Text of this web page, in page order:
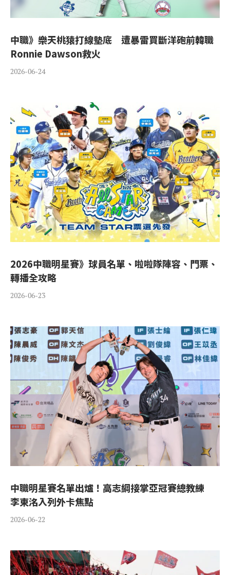
中職》樂天桃猿打線墊底 遭暴雷買斷洋砲前韓職
Ronnie Dawson救火
2026-06-24
2026中職明星賽》球員名單、啦啦隊陣容、門票、
轉播全攻略
2026-06-23
中職明星賽名單出爐！高志綱接掌亞冠賽總教練
李東洺入列外卡焦點
2026-06-22